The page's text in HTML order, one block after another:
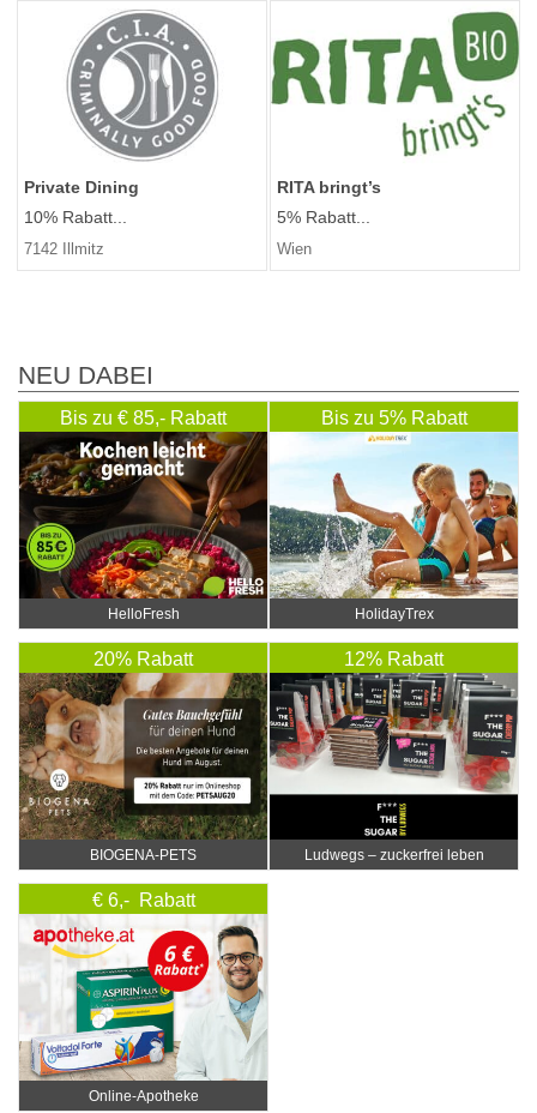
Private Dining
10% Rabatt...
7142 Illmitz
RITA bringt’s
5% Rabatt...
Wien
NEU DABEI
Bis zu € 85,- Rabatt
HelloFresh
Bis zu 5% Rabatt
HolidayTrex
20% Rabatt
BIOGENA-PETS
12% Rabatt
Ludwegs – zuckerfrei leben
€ 6,- Rabatt
Online‑Apotheke